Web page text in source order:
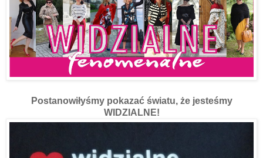
Postanowiłyśmy pokazać światu, że jesteśmy
WIDZIALNE!